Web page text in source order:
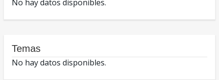
No hay datos disponibles.
Temas
No hay datos disponibles.